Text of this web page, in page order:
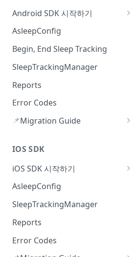
Android SDK 시작하기
Version History
AsleepConfig
Begin, End Sleep Tracking
SleepTrackingManager
Reports
Error Codes
📌Migration Guide
(v3.2.1)
수면 측정 중 에러 수신(v3.2.0)
IOS SDK
iOS SDK 시작하기
Version History
AsleepConfig
SleepTrackingManager
Reports
Error Codes